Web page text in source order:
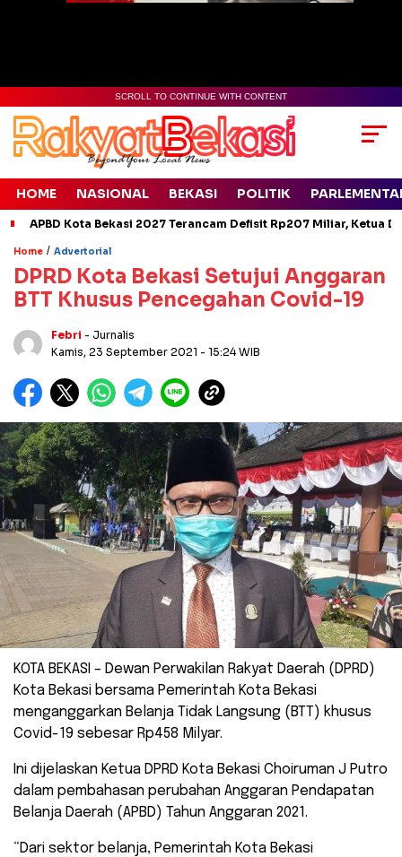
SCROLL TO CONTINUE WITH CONTENT
HOME NASIONAL BEKASI POLITIK
APBD Kota Bekasi 2027 Terancam Defisit Rp207 Miliar, Ketua
Home / Advertorial
DPRD Kota Bekasi Setujui Anggaran
BTT Khusus Pencegahan Covid-19
Febri - Jurnalis
Kamis, 23 September 2021 - 15:24 WIB
KOTA BEKASI – Dewan Perwakilan Rakyat Daerah (DPRD)
Kota Bekasi bersama Pemerintah Kota Bekasi
menganggarkan Belanja Tidak Langsung (BTT) khusus
Covid-19 sebesar Rp458 Milyar.
Ini dijelaskan Ketua DPRD Kota Bekasi Choiruman J Putro
dalam pembahasan perubahan Anggaran Pendapatan
Belanja Daerah (APBD) Tahun Anggaran 2021.
“Dari sektor belanja, Pemerintah Kota Bekasi